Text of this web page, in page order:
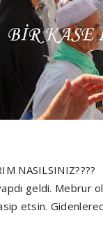
NASILSINIZ????
geldi. Mebrur
etsin.